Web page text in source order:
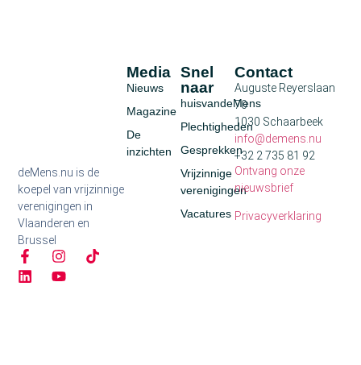
deMens.nu is de
koepel van vrijzinnige
verenigingen in
Vlaanderen en
Brussel
Snel
naar
huisvandeMens
Plechtigheden
Gesprekken
Vrijzinnige
verenigingen
Vacatures
Media
Nieuws
Magazine
De
inzichten
Contact
Auguste Reyerslaan
70
1030 Schaarbeek
info@demens.nu
+32 2 735 81 92
Ontvang onze
nieuwsbrief
Privacyverklaring